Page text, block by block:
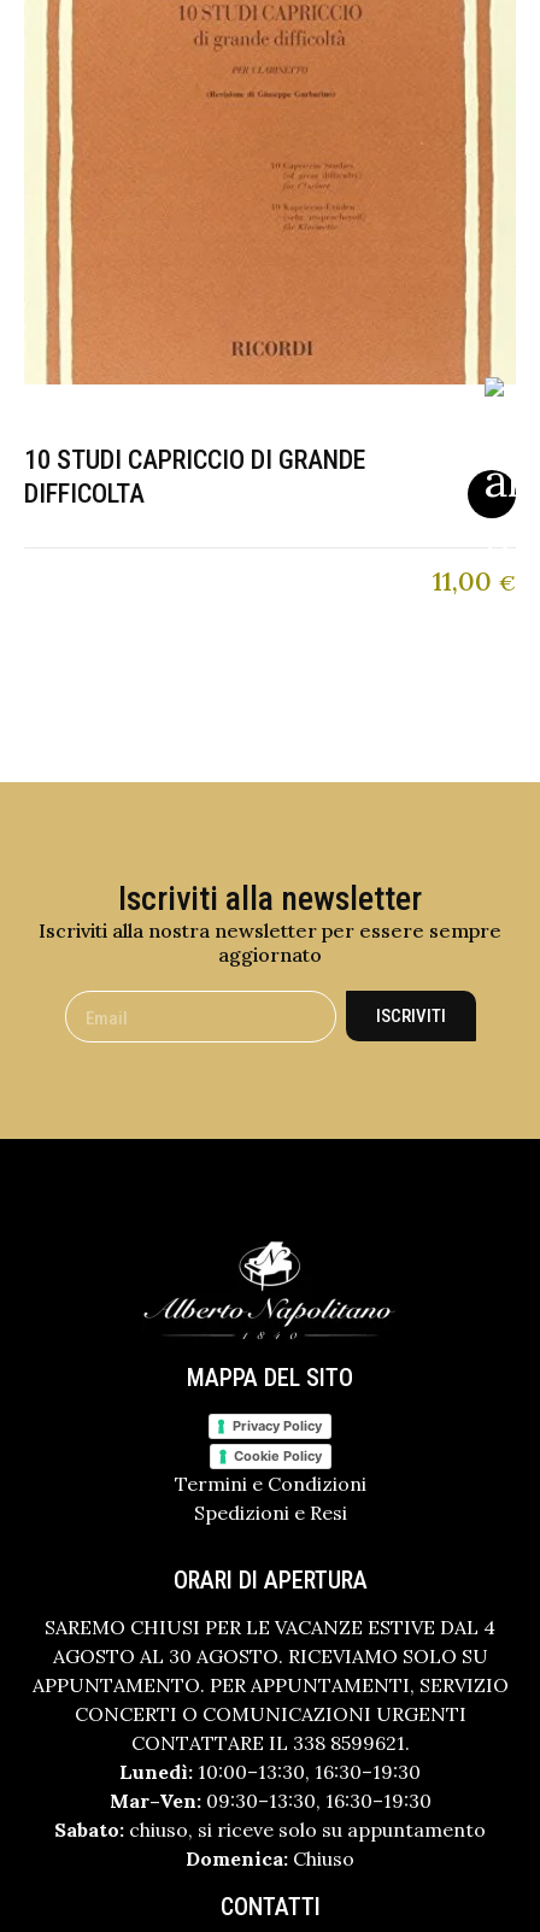
10 STUDI CAPRICCIO DI GRANDE
DIFFICOLTA
11,00 €
Iscriviti alla newsletter
Iscriviti alla nostra newsletter per essere sempre
aggiornato
ISCRIVITI
MAPPA DEL SITO
Privacy Policy
Cookie Policy
Termini e Condizioni
Spedizioni e Resi
ORARI DI APERTURA
SAREMO CHIUSI PER LE VACANZE ESTIVE DAL 4
AGOSTO AL 30 AGOSTO. RICEVIAMO SOLO SU
APPUNTAMENTO. PER APPUNTAMENTI, SERVIZIO
CONCERTI O COMUNICAZIONI URGENTI
CONTATTARE IL 338 8599621.
Lunedì: 10:00–13:30, 16:30–19:30
Mar–Ven:09:30–13:30, 16:30–19:30
Sabato: chiuso, si riceve solo su appuntamento
Domenica: Chiuso
CONTATTI